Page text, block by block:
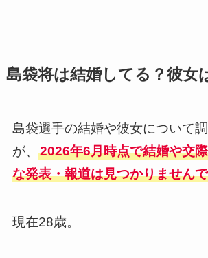
島袋将は結婚してる？彼女
島袋選手の結婚や彼女について
が、 2026年6月時点で結婚や交
な発表・報道は見つかりません
現在28歳。